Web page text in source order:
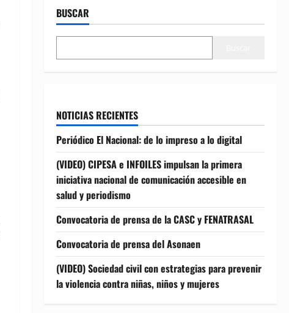
BUSCAR
NOTICIAS RECIENTES
Periódico El Nacional: de lo impreso a lo digital
(VIDEO) CIPESA e INFOILES impulsan la primera
iniciativa nacional de comunicación accesible en
salud y periodismo
Convocatoria de prensa de la CASC y FENATRASAL
Convocatoria de prensa del Asonaen
(VIDEO) Sociedad civil con estrategias para prevenir
la violencia contra niñas, niños y mujeres